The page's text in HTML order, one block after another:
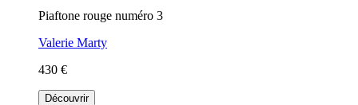
Piaftone rouge numéro 3
Valerie Marty
430 €
Découvrir